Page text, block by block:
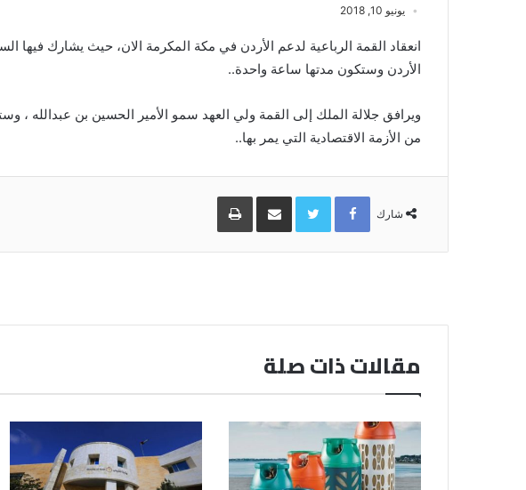
يونيو 10, 2018
انعقاد القمة الرباعية لدعم الأردن في مكة المكرمة الان، حيث يشارك فيها
الأردن وستكون مدتها ساعة واحدة..
ويرافق جلالة الملك إلى القمة ولي العهد سمو الأمير الحسين بن عبدالله ،
من الأزمة الاقتصادية التي يمر بها..
شارك
Facebook
Twitterمشاركة
البريد
طباعة
مقالات ذات صلة